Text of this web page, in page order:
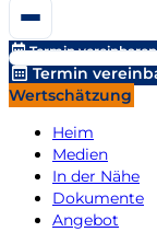
Termin
Termin
Wertschätzung
Heim
Medien
In der Nähe
Dokumente
Angebot